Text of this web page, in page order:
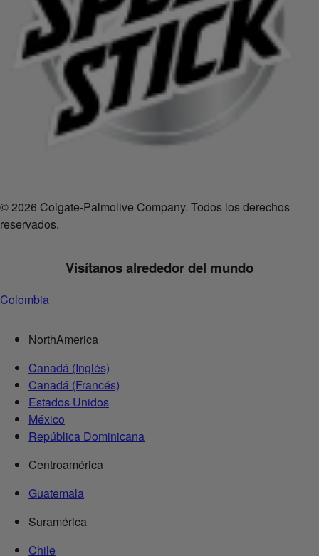
© 2026 Colgate-Palmolive Company. Todos los derechos
reservados.
Visítanos alrededor del mundo
Colombia
NorthAmerica
Canadá (Inglés)
Canadá (Francés)
Estados Unidos
México
República Dominicana
Centroamérica
Guatemala
Suramérica
Chile